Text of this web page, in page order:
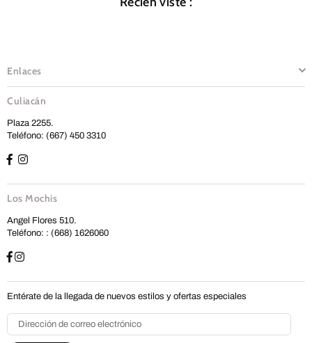
Enlaces
Culiacán
Plaza 2255.
Teléfono: (667) 450 3310
Los Mochis
Angel Flores 510.
Teléfono: : (668) 1626060
Entérate de la llegada de nuevos estilos y ofertas especiales